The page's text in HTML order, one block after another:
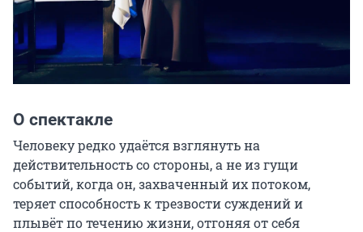
О спектакле
Человеку редко удаётся взглянуть на
действительность со стороны, а не из гущи
событий, когда он, захваченный их потоком,
теряет способность к трезвости суждений и
плывёт по течению жизни, отгоняя от себя